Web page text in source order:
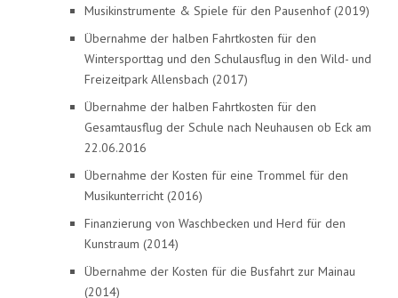
Musikinstrumente & Spiele für den Pausenhof (2019)
Übernahme der halben Fahrtkosten für den
Wintersporttag und den Schulausflug in den Wild- und
Freizeitpark Allensbach (2017)
Übernahme der halben Fahrtkosten für den
Gesamtausflug der Schule nach Neuhausen ob Eck am
22.06.2016
Übernahme der Kosten für eine Trommel für den
Musikunterricht (2016)
Finanzierung von Waschbecken und Herd für den
Kunstraum (2014)
Übernahme der Kosten für die Busfahrt zur Mainau
(2014)